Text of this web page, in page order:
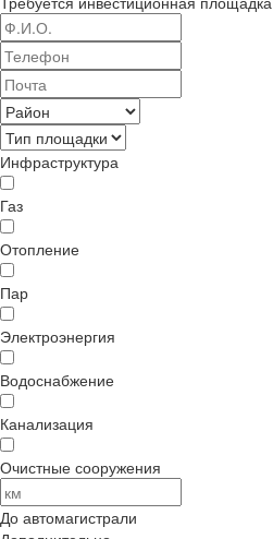
Инфраструктура
Газ
Отопление
Пар
Электроэнергия
Водоснабжение
Канализация
Очистные сооружения
До автомагистрали